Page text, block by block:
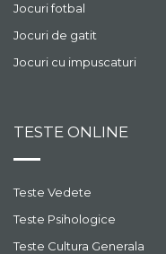
Jocuri fotbal
Jocuri de gatit
Jocuri cu impuscaturi
TESTE ONLINE
Teste Vedete
Teste Psihologice
Teste Cultura Generala